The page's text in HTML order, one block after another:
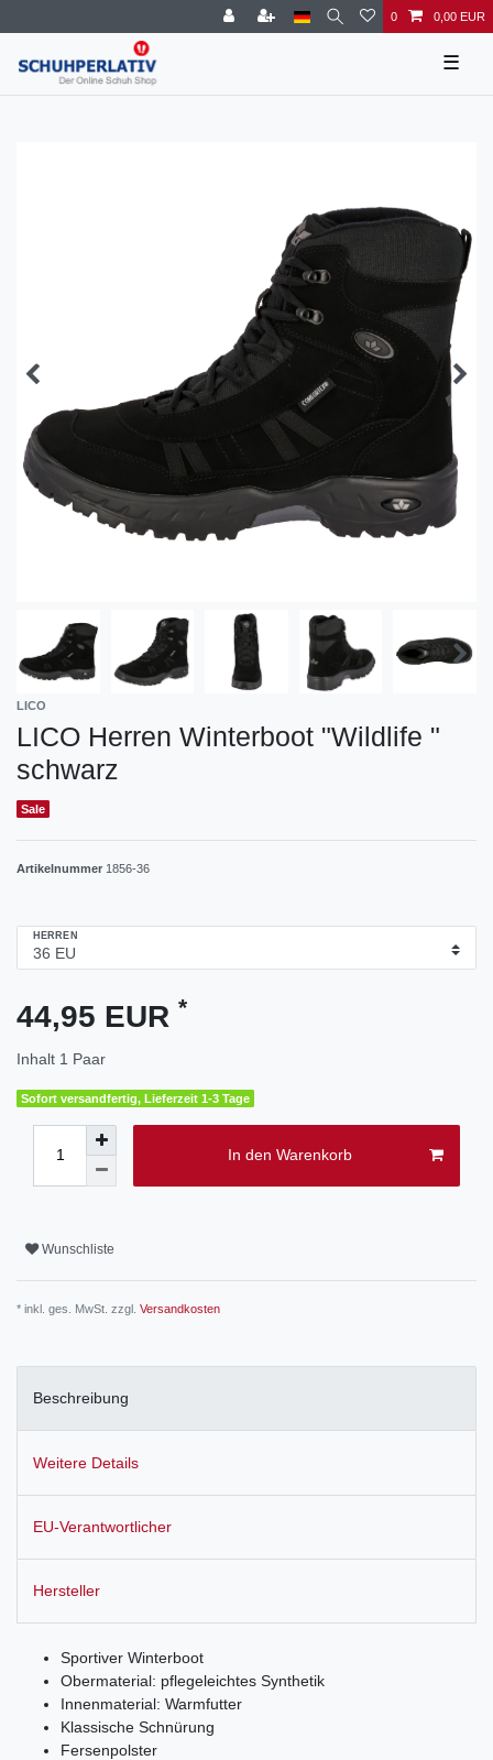
0 0,00 EUR
☰
LICO
LICO Herren Winterboot "Wildlife "
schwarz
Sale
Artikelnummer 1856-36
HERREN
44,95 EUR *
Inhalt 1 Paar
Sofort versandfertig, Lieferzeit 1-3 Tage
In den Warenkorb
Wunschliste
* inkl. ges. MwSt. zzgl. Versandkosten
Beschreibung
Weitere Details
EU-Verantwortlicher
Hersteller
Sportiver Winterboot
Obermaterial: pflegeleichtes Synthetik
Innenmaterial: Warmfutter
Klassische Schnürung
Fersenpolster